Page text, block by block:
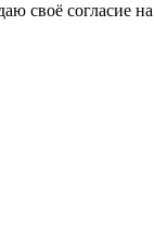
своё согласие на